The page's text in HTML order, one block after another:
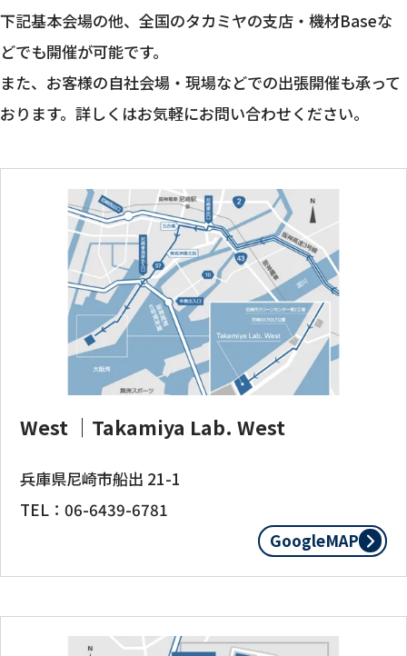
下記基本会場の他、全国のタカミヤの支店・機材Baseな
どでも開催が可能です。
また、お客様の自社会場・現場などでの出張開催も承って
おります。詳しくはお気軽にお問い合わせください。
West ｜Takamiya Lab. West
兵庫県尼崎市船出 21-1
TEL：06-6439-6781
GoogleMAP